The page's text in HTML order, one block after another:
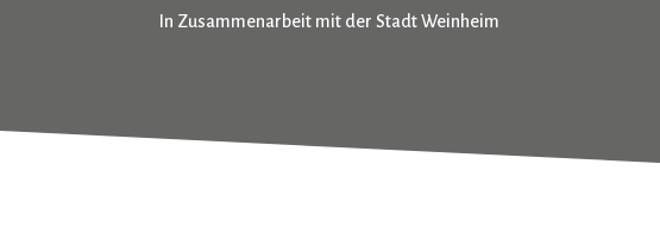
In Zusammenarbeit mit der Stadt Weinheim